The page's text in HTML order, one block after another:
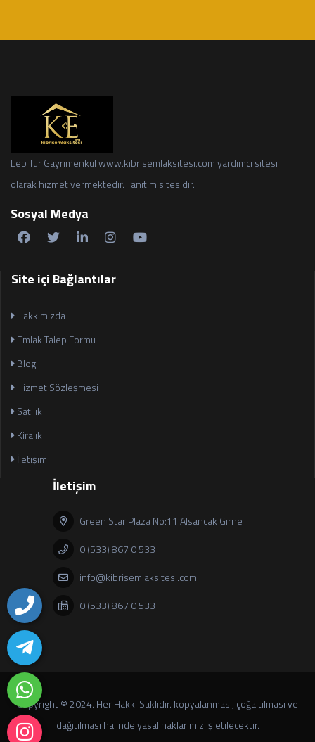
Leb Tur Gayrimenkul www.kibrisemlaksitesi.com yardımcı sitesi
olarak hizmet vermektedir. Tanıtım sitesidir.
Sosyal Medya
Site içi Bağlantılar
Hakkımızda
Emlak Talep Formu
Blog
Hizmet Sözleşmesi
Satılık
Kiralık
İletişim
İletişim
Green Star Plaza No:11 Alsancak Girne
0 (533) 867 0 533
info@kibrisemlaksitesi.com
0 (533) 867 0 533
Copyright © 2024. Her Hakkı Saklıdır. kopyalanması, çoğaltılması ve
dağıtılması halinde yasal haklarımız işletilecektir.